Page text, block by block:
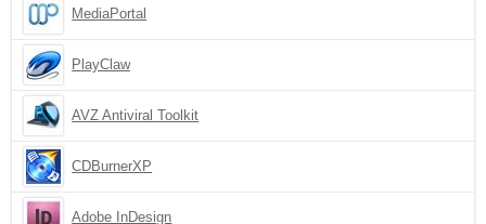
MediaPortal
PlayClaw
AVZ Antiviral Toolkit
CDBurnerXP
Adobe InDesign